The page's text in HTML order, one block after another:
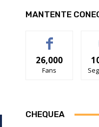
MANTENTE
26,000
Fans
CHEQUEA